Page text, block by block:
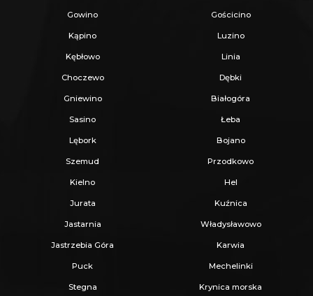
Gowino Gościcino
Kąpino Luzino
Kębłowo Linia
Choczewo Dębki
Gniewino Białogóra
Sasino Łeba
Lębork Bojano
Szemud Przodkowo
Kielno Hel
Jurata Kuźnica
Jastarnia Władysławowo
Jastrzebia Góra Karwia
Puck Mechelinki
Stegna Krynica morska